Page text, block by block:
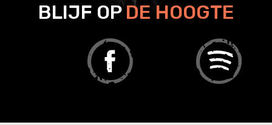
BLIJF OPDE HOOGTE